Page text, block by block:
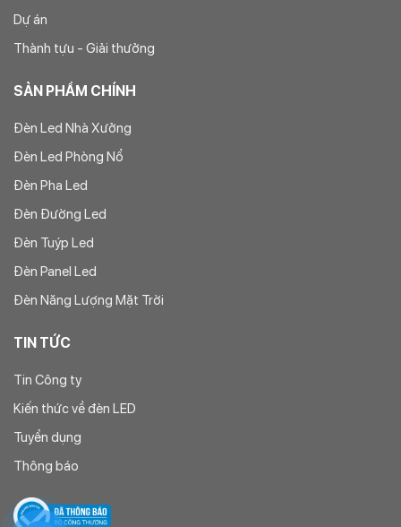
Dự án
Thành tựu - Giải thưởng
SẢN PHẨM CHÍNH
Đèn Led Nhà Xưởng
Đèn Led Phòng Nổ
Đèn Pha Led
Đèn Đường Led
Đèn Tuýp Led
Đèn Panel Led
Đèn Năng Lượng Mặt Trời
TIN TỨC
Tin Công ty
Kiến thức về đèn LED
Tuyển dụng
Thông báo